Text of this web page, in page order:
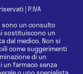
| P.IVA
sono un consulto
sostituiscono un
dal medico. Non si
come suggerimenti
di un
un farmaco senza